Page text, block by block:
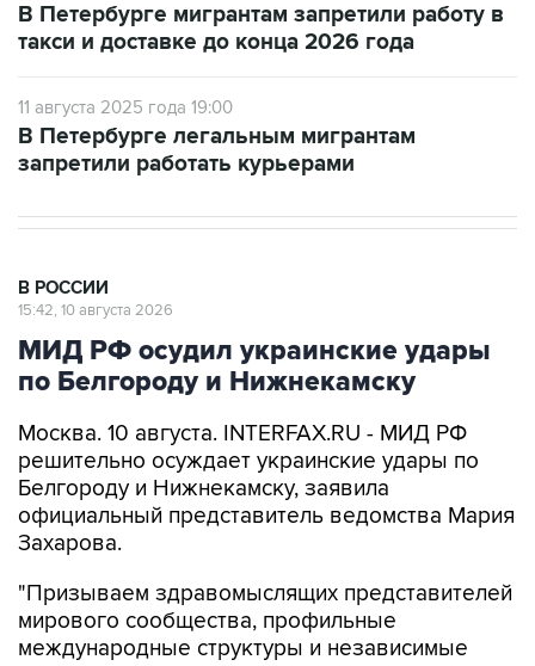
В Петербурге мигрантам запретили работу в
такси и доставке до конца 2026 года
11 августа 2025 года 19:00
В Петербурге легальным мигрантам
запретили работать курьерами
В РОССИИ
15:42, 10 августа 2026
МИД РФ осудил украинские удары
по Белгороду и Нижнекамску
Москва. 10 августа. INTERFAX.RU - МИД РФ
решительно осуждает украинские удары по
Белгороду и Нижнекамску, заявила
официальный представитель ведомства Мария
Захарова.
"Призываем здравомыслящих представителей
мирового сообщества, профильные
международные структуры и независимые